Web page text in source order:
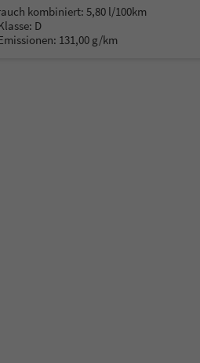
kombiniert:5,80 l/100km
D
131,00 g/km